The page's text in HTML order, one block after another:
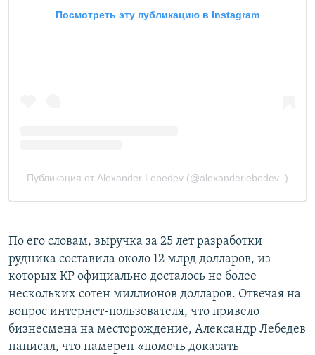
По его словам, выручка за 25 лет разработки
рудника составила около 12 млрд долларов, из
которых КР официально досталось не более
нескольких сотен миллионов долларов. Отвечая на
вопрос интернет-пользователя, что привело
бизнесмена на месторождение, Александр Лебедев
написал, что намерен «помочь доказать